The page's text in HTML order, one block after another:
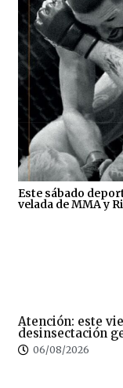
Este sábado
velada de MMA y
Atención: este
desinsectación
06/08/2026